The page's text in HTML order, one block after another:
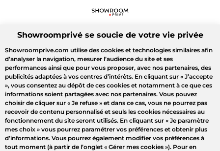
Showroomprivé se soucie de votre vie privée
Showroomprive.com utilise des cookies et technologies similaires afin
d’analyser la navigation, mesurer l’audience du site et ses
performances ainsi que pour vous proposer, avec nos partenaires, des
publicités adaptées à vos centres d’intérêts. En cliquant sur « J’accepte
», vous consentez au dépôt de ces cookies et notamment à ce que ces
informations soient partagées avec nos partenaires. Vous pouvez
choisir de cliquer sur « Je refuse » et dans ce cas, vous ne pourrez pas
recevoir de contenu personnalisé et seuls les cookies nécessaires au
fonctionnement du site seront utilisés. En cliquant sur « Je paramètre
mes choix » vous pourrez paramétrer vos préférences et obtenir plus
d’informations. Vous pourrez également modifier vos préférences à
tout moment (à partir de l’onglet « Gérer mes cookies »). Pour en